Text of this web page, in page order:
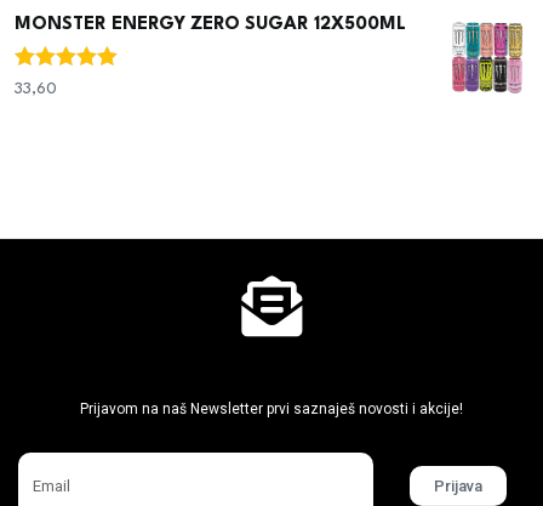
MONSTER ENERGY ZERO SUGAR 12X500ML
Ocjenjeno
33,60
Prijavom na naš Newsletter prvi saznaješ novosti i akcije!
Prijava